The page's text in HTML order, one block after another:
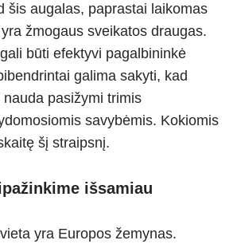
šis augalas, paprastai laikomas
žmogaus sveikatos draugas.
būti efektyvi pagalbininkė
galima sakyti, kad
pasižymi trimis
savybėmis. Kokiomis
šį straipsnį.
išsamiau
yra Europos žemynas.